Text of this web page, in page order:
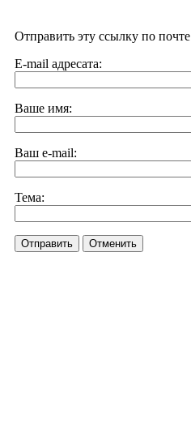
Отправить эту ссылку по почте
E-mail адресата:
Ваше имя:
Ваш e-mail:
Тема:
Отправить Отменить